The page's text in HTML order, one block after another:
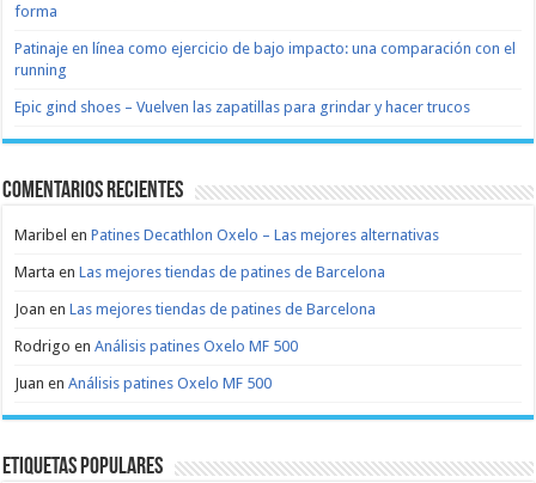
forma
Patinaje en línea como ejercicio de bajo impacto: una comparación con el
running
Epic gind shoes – Vuelven las zapatillas para grindar y hacer trucos
Comentarios recientes
Maribel enPatines Decathlon Oxelo – Las mejores alternativas
Marta enLas mejores tiendas de patines de Barcelona
Joan enLas mejores tiendas de patines de Barcelona
Rodrigo enAnálisis patines Oxelo MF 500
Juan enAnálisis patines Oxelo MF 500
Etiquetas populares